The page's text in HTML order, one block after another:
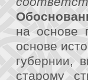
на основе
основе
губернии,
старому